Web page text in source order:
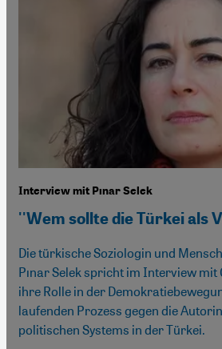
Interview mit Pınar Selek
''Wem sollte die Türkei als
Die türkische Soziologin und
Pınar Selek spricht im Interview
ihre Rolle in der
laufenden Prozess gegen die
politischen Systems in der Türkei.